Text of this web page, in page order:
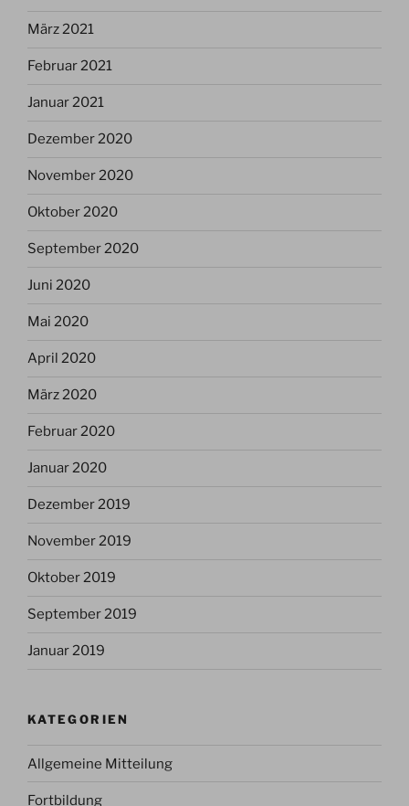
März 2021
Februar 2021
Januar 2021
Dezember 2020
November 2020
Oktober 2020
September 2020
Juni 2020
Mai 2020
April 2020
März 2020
Februar 2020
Januar 2020
Dezember 2019
November 2019
Oktober 2019
September 2019
Januar 2019
KATEGORIEN
Allgemeine Mitteilung
Fortbildung